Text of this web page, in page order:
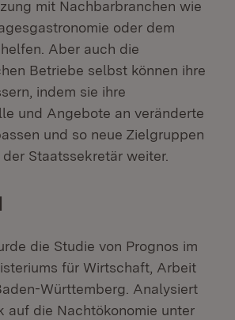
mit Nachbarbranchen wie
oder dem
Aber auch die
Betriebe selbst können ihre
indem sie ihre
und Angebote an veränderte
und so neue Zielgruppen
Staatssekretär weiter.
die Studie von Prognos im
für Wirtschaft, Arbeit
Württemberg. Analysiert
auf die Nachtökonomie unter